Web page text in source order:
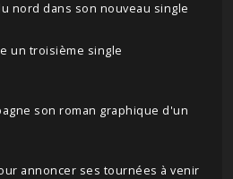
nord dans son nouveau single
un troisième single
son roman graphique d'un
annoncer ses tournées à venir